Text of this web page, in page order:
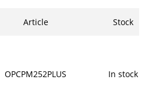
Article Stock
OPCPM252PLUS In stock